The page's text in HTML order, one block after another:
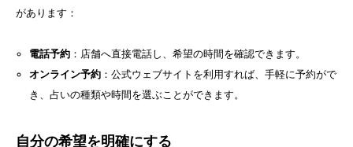
があります：
電話予約：店舗へ直接電話し、希望の時間を確認できます。
オンライン予約：公式ウェブサイトを利用すれば、手軽に予約がで
き、占いの種類や時間を選ぶことができます。
自分の希望を明確にする